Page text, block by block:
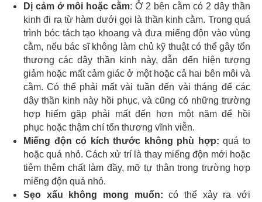
Dị cảm ở môi hoặc cằm: Ở 2 bên cằm có 2 dây thần
kinh đi ra từ hàm dưới gọi là thần kinh cằm. Trong quá
trình bóc tách tạo khoang và đưa miếng độn vào vùng
cằm, nếu bác sĩ không làm chủ kỹ thuật có thể gây tổn
thương các dây thần kinh này, dẫn đến hiện tượng
giảm hoặc mất cảm giác ở một hoặc cả hai bên môi và
cằm. Có thể phải mất vài tuần đến vài tháng để các
dây thần kinh này hồi phục, và cũng có những trường
hợp hiếm gặp phải mất đến hơn một năm để hồi
phục hoặc thậm chí tổn thương vĩnh viễn.
Miếng độn có kích thước không phù hợp: quá to
hoặc quá nhỏ. Cách xử trí là thay miếng độn mới hoặc
tiêm thêm chất làm đầy, mỡ tự thân trong trường hợp
miếng độn quá nhỏ.
Sẹo xấu không mong muốn: có thể xảy ra với